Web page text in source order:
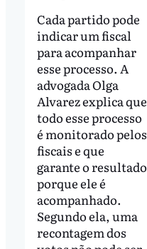
Cada partido pode
indicar um fiscal
para acompanhar
esse processo. A
advogada Olga
Alvarez explica que
todo esse processo
é monitorado pelos
fiscais e que
garante o resultado
porque ele é
acompanhado.
Segundo ela, uma
recontagem dos